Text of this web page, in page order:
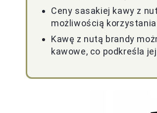
Ceny sasakiej kawy z
możliwością
Kawę z nutą brandy
kawowe, co podkreśla